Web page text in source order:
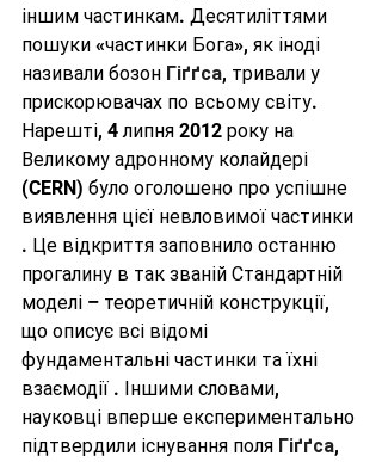
іншим частинкам. Десятиліттями
пошуки «частинки Бога», як іноді
називали бозон Гіґґса, тривали у
прискорювачах по всьому світу.
Нарешті, 4 липня 2012 року на
Великому адронному колайдері
(CERN) було оголошено про успішне
виявлення цієї невловимої частинки
. Це відкриття заповнило останню
прогалину в так званій Стандартній
моделі – теоретичній конструкції,
що описує всі відомі
фундаментальні частинки та їхні
взаємодії . Іншими словами,
науковці вперше експериментально
підтвердили існування поля Гіґґса,